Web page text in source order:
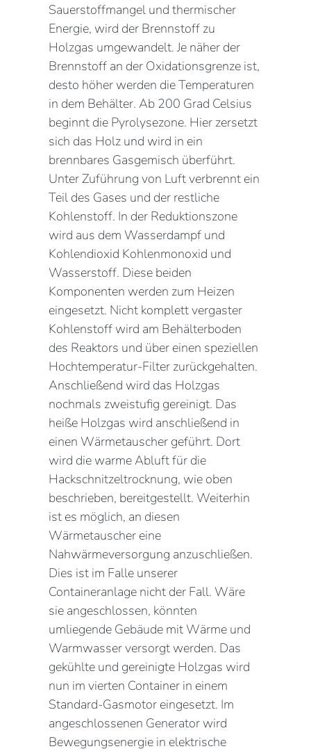
Sauerstoffmangel und thermischer
Energie, wird der Brennstoff zu
Holzgas umgewandelt. Je näher der
Brennstoff an der Oxidationsgrenze ist,
desto höher werden die Temperaturen
in dem Behälter. Ab 200 Grad Celsius
beginnt die Pyrolysezone. Hier zersetzt
sich das Holz und wird in ein
brennbares Gasgemisch überführt.
Unter Zuführung von Luft verbrennt ein
Teil des Gases und der restliche
Kohlenstoff. In der Reduktionszone
wird aus dem Wasserdampf und
Kohlendioxid Kohlenmonoxid und
Wasserstoff. Diese beiden
Komponenten werden zum Heizen
eingesetzt. Nicht komplett vergaster
Kohlenstoff wird am Behälterboden
des Reaktors und über einen speziellen
Hochtemperatur-Filter zurückgehalten.
Anschließend wird das Holzgas
nochmals zweistufig gereinigt. Das
heiße Holzgas wird anschließend in
einen Wärmetauscher geführt. Dort
wird die warme Abluft für die
Hackschnitzeltrocknung, wie oben
beschrieben, bereitgestellt. Weiterhin
ist es möglich, an diesen
Wärmetauscher eine
Nahwärmeversorgung anzuschließen.
Dies ist im Falle unserer
Containeranlage nicht der Fall. Wäre
sie angeschlossen, könnten
umliegende Gebäude mit Wärme und
Warmwasser versorgt werden. Das
gekühlte und gereinigte Holzgas wird
nun im vierten Container in einem
Standard-Gasmotor eingesetzt. Im
angeschlossenen Generator wird
Bewegungsenergie in elektrische